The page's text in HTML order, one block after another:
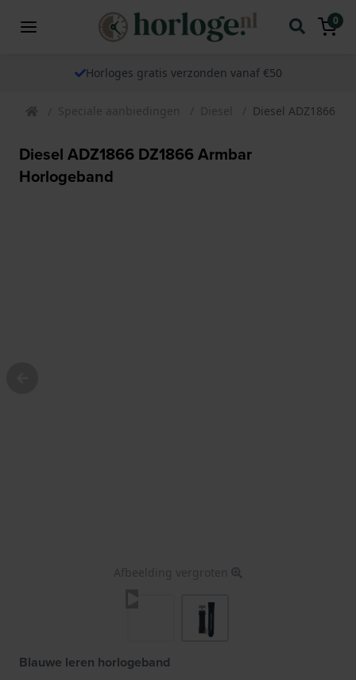
0
Horloges gratis verzonden vanaf €50
Speciale aanbiedingen Diesel Diesel ADZ1866
Diesel ADZ1866 DZ1866 Armbar
Horlogeband
Afbeelding vergroten
Blauwe leren horlogeband